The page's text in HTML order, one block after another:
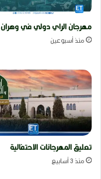
مهرجان الراي دولي في وهران
منذ أسبوعين
تعليق المهرجانات الاحتفالية
منذ 3 أسابيع